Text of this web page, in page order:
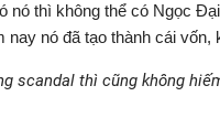
nó thì không thể có Ngọc
nó đã tạo thành cái
scandal thì cũng không